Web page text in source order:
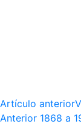
Artículo anterior
Anterior 1868 a